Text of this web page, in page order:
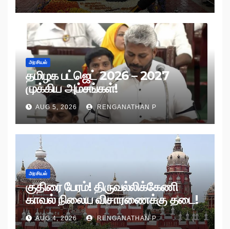
அரசியல்
தமிழக பட்ஜெட் 2026 – 2027
முக்கிய அம்சங்கள்!
AUG 5, 2026 RENGANATHAN P
அரசியல்
குதிரை பேரம்! திருவல்லிக்கேணி
காவல் நிலைய விசாரணைக்கு தடை!
AUG 4, 2026 RENGANATHAN P